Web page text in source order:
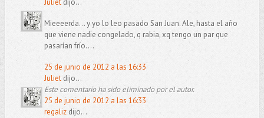
Julietdijo...
Mieeeerda... y yo lo leo pasado San Juan. Ale, hasta el año
que viene nadie congelado, q rabia, xq tengo un par que
pasarían frío....
25 de junio de 2012 a las 16:33
Julietdijo...
Este comentario ha sido eliminado por el autor.
25 de junio de 2012 a las 16:33
regalizdijo...